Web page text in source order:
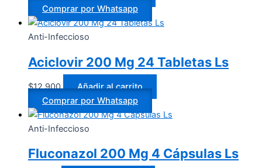
Comprar por Whatsapp
Anti-Infeccioso
Aciclovir 200 Mg 24 Tabletas Ls
$12.900
Añadir al carrito
Comprar por Whatsapp
Anti-Infeccioso
Fluconazol 200 Mg 4 Cápsulas Ls